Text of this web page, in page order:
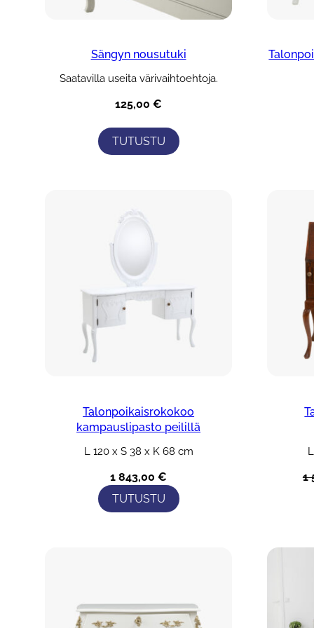
Sängyn nousutuki
Saatavilla useita värivaihtoehtoja.
125,00€
TUTUSTU
Talonpoikaisrokokoo
kampauslipasto peilillä
L 120 x S 38 x K 68 cm
1 843,00€
TUTUSTU
1